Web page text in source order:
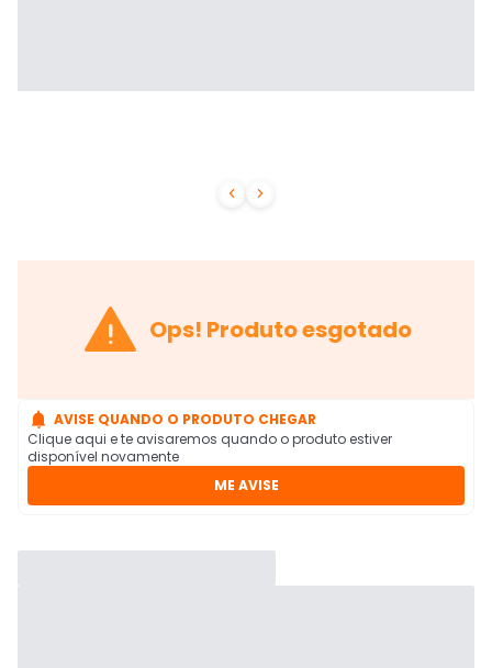
 
 Ops! Produto esgotado
 AVISE QUANDO O PRODUTO CHEGAR
Clique aqui e te avisaremos quando o produto estiver
disponível novamente
ME AVISE